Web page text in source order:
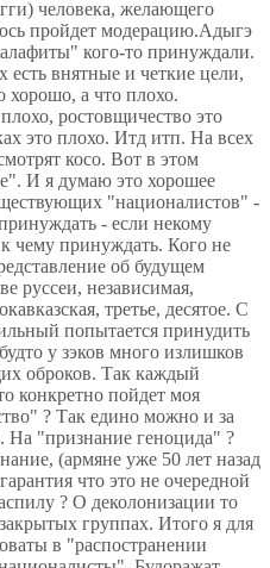
человека, желающего
пройдет модерацию.Адыгэ
кого-то принуждали.
внятные и четкие цели,
хорошо, а что плохо.
ростовщичество это
это плохо. Итд итп. На всех
косо. Вот в этом
И я думаю это хорошее
"националистов" -
- если некому
чему принуждать. Кого не
об будущем
руссеи, независимая,
третье, десятое. С
попытается принудить
у зэков много излишков
оброков. Так каждый
конкретно пойдет моя
? Так едино можно и за
На "признание геноцида" ?
(армяне уже 50 лет назад
что это не очередной
? О деколонизации то
группах. Итого я для
в "распостранении